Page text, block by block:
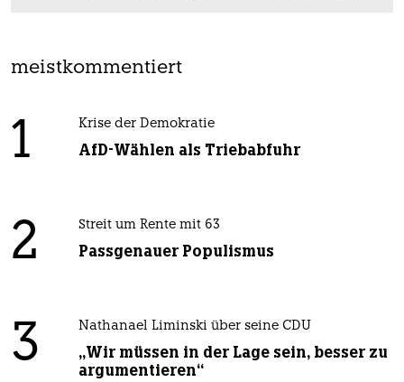
meistkommentiert
1 Krise der Demokratie
AfD-Wählen als Triebabfuhr
2 Streit um Rente mit 63
Passgenauer Populismus
3 Nathanael Liminski über seine CDU
„Wir müssen in der Lage sein, besser zu
argumentieren“